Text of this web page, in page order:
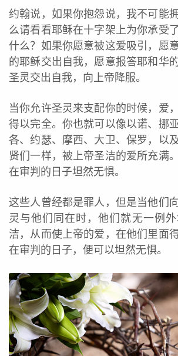
约翰说，如果你抱怨说，我不可能
么请看看耶稣在十字架上为你承受
什么？如果你愿意被这爱吸引，愿
的耶稣交出自我，愿意报答耶和华
圣灵交出自我，向上帝降服。
当你允许圣灵来支配你的时候，爱
得以完全。你也就可以像以诺、挪
各、约瑟、摩西、大卫、保罗，以
贤们一样，被上帝圣洁的爱所充满
在审判的日子坦然无惧。
这些人曾经都是罪人，但是当他们
灵与他们同在时，他们就无一例
洁，从而使上帝的爱，在他们里面
在审判的日子，便可以坦然无惧。